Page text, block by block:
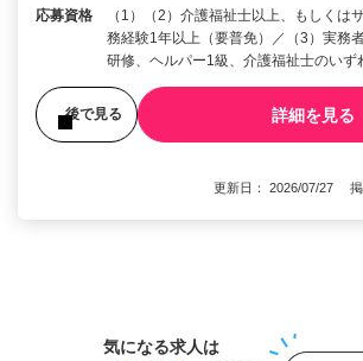
応募資格
（1）（2）介護福祉士以上、もしくは
務経験1年以上（要普免）／（3）実務
研修、ヘルパー1級、介護福祉士のい
後で見る 詳細を見る
更新日： 2026/07/27 掲
気になる求人は